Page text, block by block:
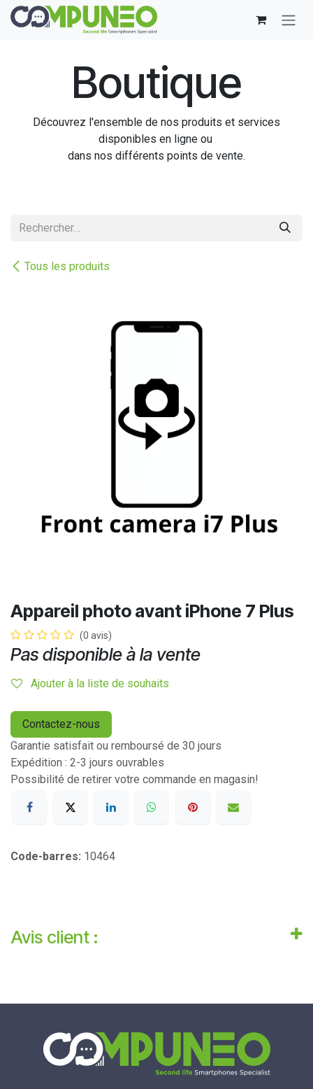
Se rendre au contenu
Boutique
Découvrez l'ensemble de nos produits et services
disponibles en ligne ou
dans nos différents points de vente.
Tous les produits
Appareil photo avant iPhone 7 Plus
(0 avis)
Pas disponible à la vente
Ajouter à la liste de souhaits
Contactez-nous
Garantie satisfait ou remboursé de 30 jours
Expédition : 2-3 jours ouvrables
Possibilité de retirer votre commande en magasin!
Code-barres: 10464
Avis client :